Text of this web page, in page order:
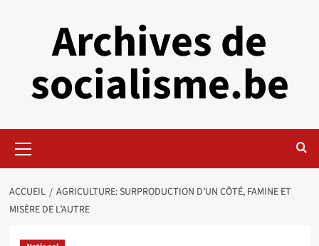
Archives de
socialisme.be
principal
ACCUEIL
AGRICULTURE: SURPRODUCTION D’UN CÔTÉ, FAMINE ET
MISÈRE DE L’AUTRE